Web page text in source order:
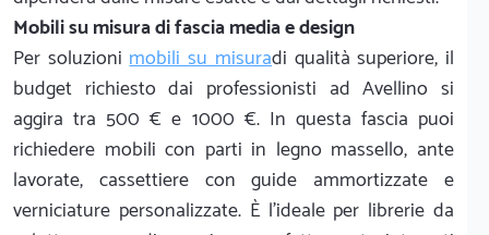
Mobili su misura di fascia media e design
Per soluzionimobili su misuradi qualità superiore, il
budget richiesto dai professionisti ad Avellino si
aggira tra 500 € e 1000 €. In questa fascia puoi
richiedere mobili con parti in legno massello, ante
lavorate, cassettiere con guide ammortizzate e
verniciature personalizzate. È l'ideale per librerie da